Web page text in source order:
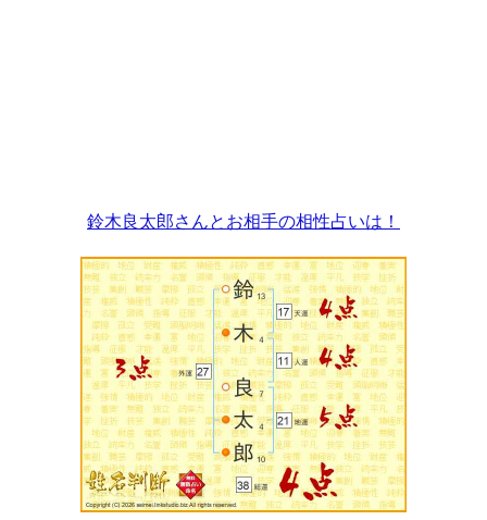
鈴木良太郎さんとお相手の相性占いは！